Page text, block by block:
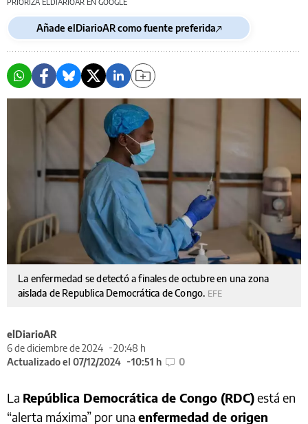
PRIORIZA ELDIARIOAR EN GOOGLE
Añade elDiarioAR como fuente preferida
La enfermedad se detectó a finales de octubre en una zona
aislada de Republica Democrática de Congo. EFE
elDiarioAR
6 de diciembre de 2024
20:48 h
Actualizado el 07/12/2024
10:51 h 0
La República Democrática de Congo (RDC)está en
“alerta máxima” por una enfermedad de origen